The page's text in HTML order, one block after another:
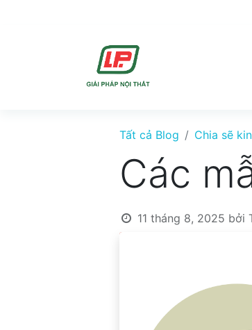
Tất cả Blog Chia sẽ
Các
11 tháng 8, 2025 bởi